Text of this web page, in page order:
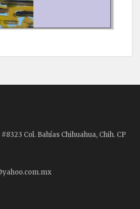
Col. Bahías Chihuahua, Chih. CP